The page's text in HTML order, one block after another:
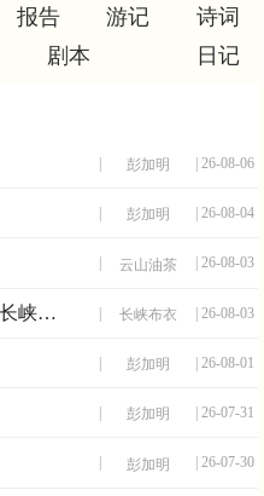
报告 游记
诗词
剧本 日记
| 彭加明 | 26-08-06
彭加明 | 26-08-04
云山油茶 | 26-08-03
别人逛森林只为打卡，十八里长峡，藏着中国人最治愈的康养答案 | 长峡布衣 | 26-08-03
| 彭加明 | 26-08-01
彭加明 | 26-07-31
彭加明 | 26-07-30